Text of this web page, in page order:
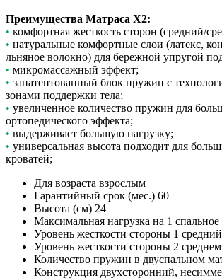
Преимущества Матраса X2:
• комфортная жесткость сторон (средний/
• натуральные комфортные слои (латекс,
льняное волокно) для бережной упругой
• микромассажный эффект;
• запатентованный блок пружин с
зонами поддержки тела;
• увеличенное количество пружин для
ортопедического эффекта;
• выдерживает большую нагрузку;
• универсальная высота подходит для
кроватей;
Для возраста взрослым
Гарантийный срок (мес.) 60
Высота (см) 24
Максимальная нагрузка на 1 спальное
Уровень жесткости стороны 1 средний
Уровень жесткости стороны 2
Количество пружин в двуспальном
Конструкция двухсторонний,